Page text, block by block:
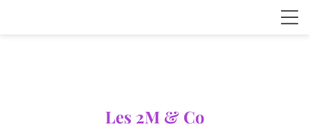
Les 2M & Co